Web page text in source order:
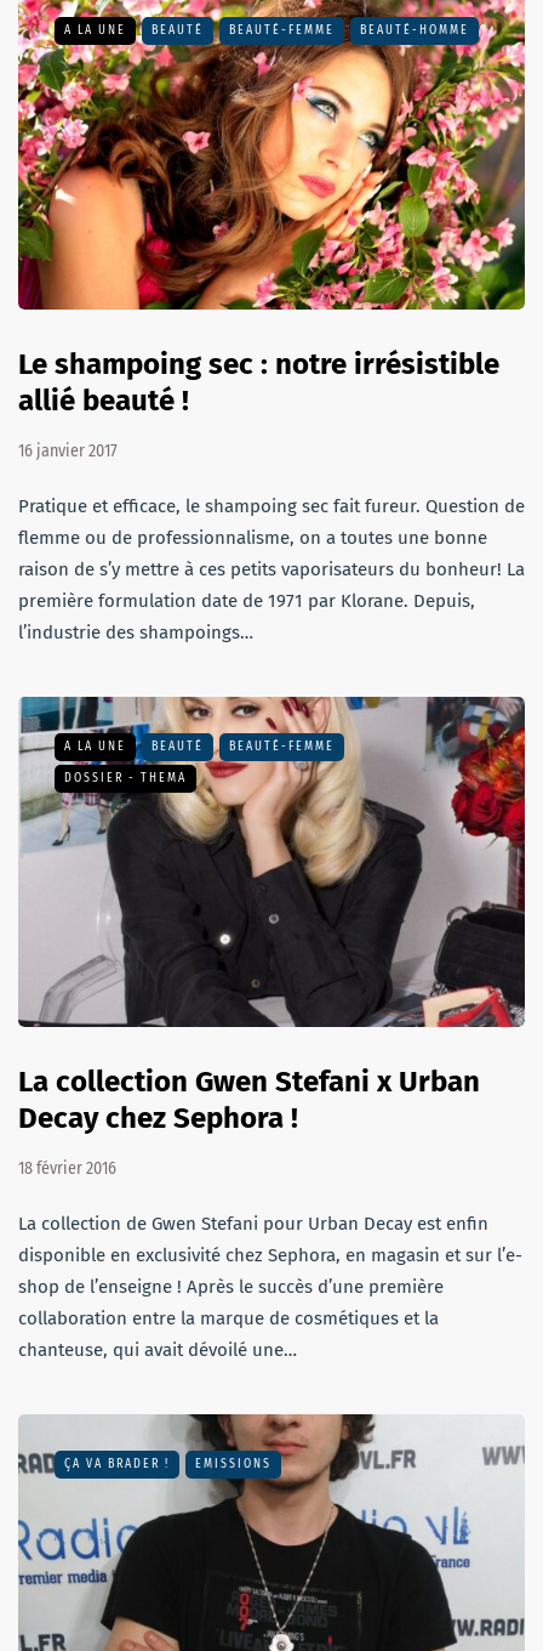
A LA UNE BEAUTÉ BEAUTÉ-FEMME BEAUTÉ-HOMME
Le shampoing sec : notre irrésistible
allié beauté !
16 janvier 2017
Pratique et efficace, le shampoing sec fait fureur. Question de
flemme ou de professionnalisme, on a toutes une bonne
raison de s’y mettre à ces petits vaporisateurs du bonheur! La
première formulation date de 1971 par Klorane. Depuis,
l’industrie des shampoings…
A LA UNE BEAUTÉ BEAUTÉ-FEMME
DOSSIER - THEMA
La collection Gwen Stefani x Urban
Decay chez Sephora !
18 février 2016
La collection de Gwen Stefani pour Urban Decay est enfin
disponible en exclusivité chez Sephora, en magasin et sur l’e-
shop de l’enseigne ! Après le succès d’une première
collaboration entre la marque de cosmétiques et la
chanteuse, qui avait dévoilé une…
ÇA VA BRADER ! EMISSIONS